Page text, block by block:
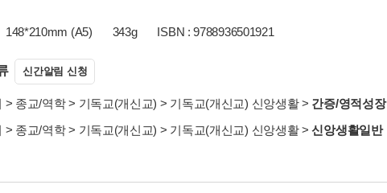
148*210mm (A5) 343g ISBN : 9788936501921
신간알림 신청
> 종교/역학> 기독교(개신교) > 기독교(개신교) 신앙생활> 간증/영적성장
> 종교/역학> 기독교(개신교) > 기독교(개신교) 신앙생활>신앙생활일반